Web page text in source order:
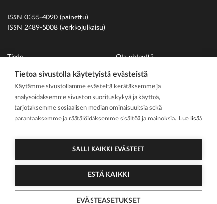
ISSN 0355-4090 (painettu)
ISSN 2489-5008 (verkkojulkaisu)
Tiede
Uutiset
Ihmiset
På svenska
Kirjoitusohjeet
Ota yhteyttä
Suomen Hammaslääkäriliitto
Tietoa sivustolla käytetyistä evästeistä
Käytämme sivustollamme evästeitä kerätäksemme ja
analysoidaksemme sivuston suorituskykyä ja käyttöä,
tarjotaksemme sosiaalisen median ominaisuuksia sekä
parantaaksemme ja räätälöidäksemme sisältöä ja mainoksia. Lue lisää
SALLI KAIKKI EVÄSTEET
ESTÄ KAIKKI
EVÄSTEASETUKSET